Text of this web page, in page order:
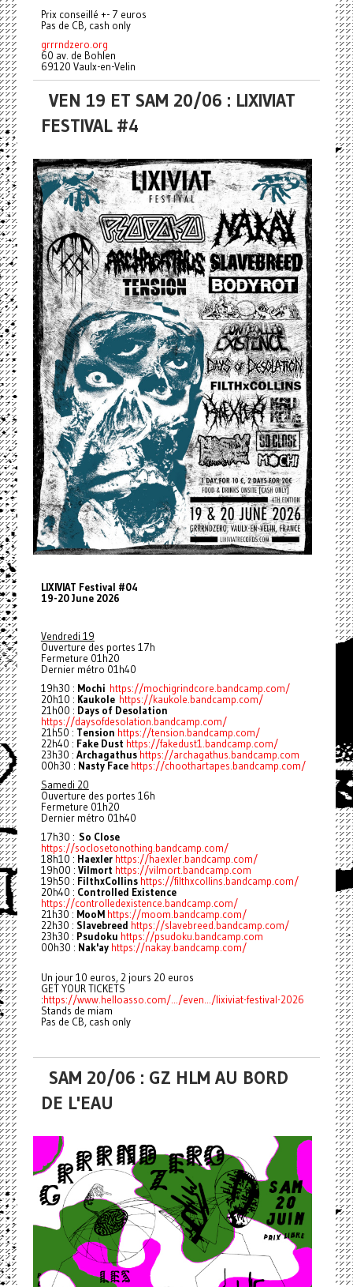
Prix conseillé +- 7 euros
Pas de CB, cash only
grrrndzero.org
60 av. de Bohlen
69120 Vaulx-en-Velin
VEN 19 ET SAM 20/06 : LIXIVIAT
FESTIVAL #4
LIXIVIAT Festival #04
19-20 June 2026
Vendredi 19
Ouverture des portes 17h
Fermeture 01h20
Dernier métro 01h40
19h30 : Mochi https://mochigrindcore.bandcamp.com/
20h10 : Kaukole https://kaukole.bandcamp.com/
21h00 : Days of Desolation
https://daysofdesolation.bandcamp.com/
21h50 : Tension https://tension.bandcamp.com/
22h40 : Fake Dust https://fakedust1.bandcamp.com/
23h30 : Archagathushttps://archagathus.bandcamp.com
00h30 : Nasty Face https://choothartapes.bandcamp.com/
Samedi 20
Ouverture des portes 16h
Fermeture 01h20
Dernier métro 01h40
17h30 : So Close
https://soclosetonothing.bandcamp.com/
18h10 : Haexler https://haexler.bandcamp.com/
19h00 : Vilmort https://vilmort.bandcamp.com
19h50 : FilthxCollins https://filthxcollins.bandcamp.com/
20h40 : Controlled Existence
https://controlledexistence.bandcamp.com/
21h30 : MooM https://moom.bandcamp.com/
22h30 : Slavebreed https://slavebreed.bandcamp.com/
23h30 : Psudoku https://psudoku.bandcamp.com
00h30 : Nak'ay https://nakay.bandcamp.com/
Un jour 10 euros, 2 jours 20 euros
GET YOUR TICKETS
:https://www.helloasso.com/.../even.../lixiviat-festival-2026
Stands de miam
Pas de CB, cash only
SAM 20/06 : GZ HLM AU BORD
DE L'EAU